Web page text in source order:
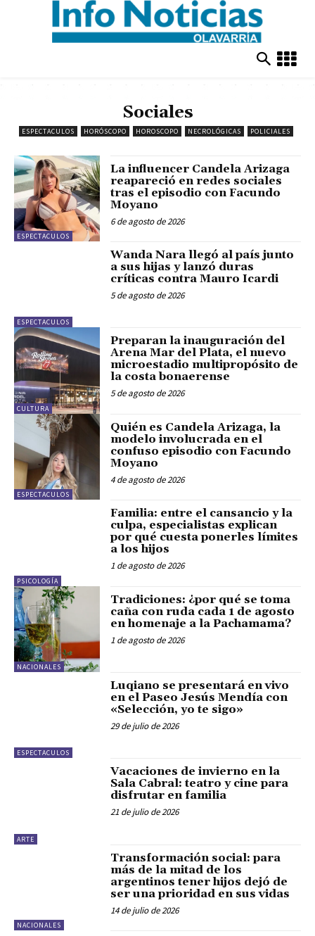
Sociales
ESPECTACULOS HORÓSCOPO HOROSCOPO NECROLÓGICAS POLICIALES
ESPECTACULOS
La influencer Candela Arizaga
reapareció en redes sociales
tras el episodio con Facundo
Moyano
6 de agosto de 2026
ESPECTACULOS
Wanda Nara llegó al país junto
a sus hijas y lanzó duras
críticas contra Mauro Icardi
5 de agosto de 2026
CULTURA
Preparan la inauguración del
Arena Mar del Plata, el nuevo
microestadio multipropósito de
la costa bonaerense
5 de agosto de 2026
ESPECTACULOS
Quién es Candela Arizaga, la
modelo involucrada en el
confuso episodio con Facundo
Moyano
4 de agosto de 2026
PSICOLOGÍA
Familia: entre el cansancio y la
culpa, especialistas explican
por qué cuesta ponerles límites
a los hijos
1 de agosto de 2026
NACIONALES
Tradiciones: ¿por qué se toma
caña con ruda cada 1 de agosto
en homenaje a la Pachamama?
1 de agosto de 2026
ESPECTACULOS
Luqiano se presentará en vivo
en el Paseo Jesús Mendía con
«Selección, yo te sigo»
29 de julio de 2026
ARTE
Vacaciones de invierno en la
Sala Cabral: teatro y cine para
disfrutar en familia
21 de julio de 2026
NACIONALES
Transformación social: para
más de la mitad de los
argentinos tener hijos dejó de
ser una prioridad en sus vidas
14 de julio de 2026